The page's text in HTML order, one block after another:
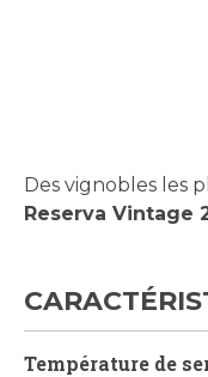
of
the
Des vignobles les
Reserva Vintage
Température de